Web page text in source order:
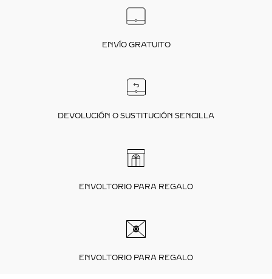
ENVÍO GRATUITO
DEVOLUCIÓN O SUSTITUCIÓN SENCILLA
ENVOLTORIO PARA REGALO
ENVOLTORIO PARA REGALO